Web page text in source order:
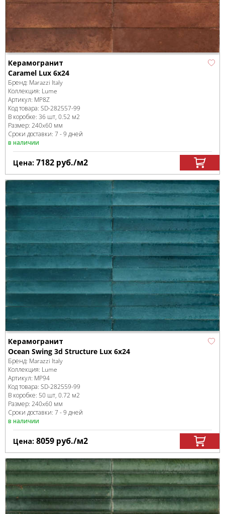
Керамогранит
Caramel Lux 6x24
Бренд: Marazzi Italy
Коллекция: Lume
Артикул: MP8Z
Код товара: SD-282557-99
В коробке: 36 шт, 0.52 м2
Размер: 240x60 мм
Сроки доставки: 7 - 9 дней
в наличии
Цена: 7182 руб./м2
Керамогранит
Ocean Swing 3d Structure Lux 6x24
Бренд: Marazzi Italy
Коллекция: Lume
Артикул: MP94
Код товара: SD-282559-99
В коробке: 50 шт, 0.72 м2
Размер: 240x60 мм
Сроки доставки: 7 - 9 дней
в наличии
Цена: 8059 руб./м2